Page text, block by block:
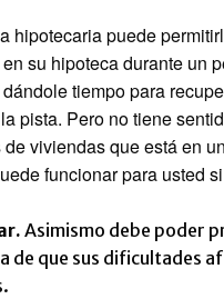
hipotecaria puede
su hipoteca durante un
tiempo para
pista. Pero no tiene
viviendas que está en
funcionar para usted
Asimismo debe poder
de que sus dificultades